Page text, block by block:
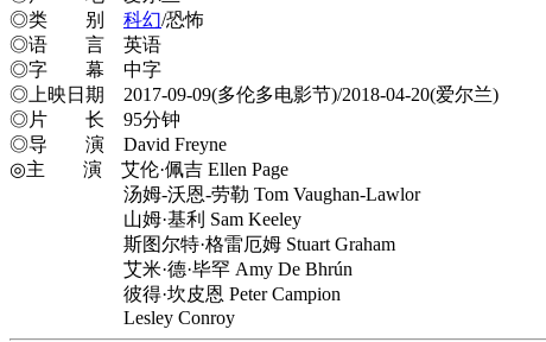
◎类 别 科幻/恐怖
◎语 言 英语
◎字 幕 中字
◎上映日期 2017-09-09(多伦多电影节)/2018-04-20(爱尔兰)
◎片 长 95分钟
◎导 演 David Freyne
◎主 演 艾伦·佩吉 Ellen Page
汤姆-沃恩-劳勒 Tom Vaughan-Lawlor
山姆·基利 Sam Keeley
斯图尔特·格雷厄姆 Stuart Graham
艾米·德·毕罕 Amy De Bhrún
彼得·坎皮恩 Peter Campion
Lesley Conroy